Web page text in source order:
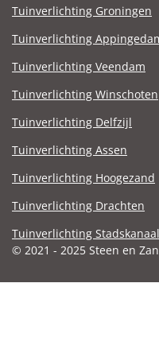
Tuinverlichting Groningen
Tuinverlichting
Tuinverlichting Veendam
Tuinverlichting Winschoten
Tuinverlichting Delfzijl
Tuinverlichting Assen
Tuinverlichting Hoogezand
Tuinverlichting Drachten
Tuinverlichting Stadskanaal
© 2021 - 2025 Steen en